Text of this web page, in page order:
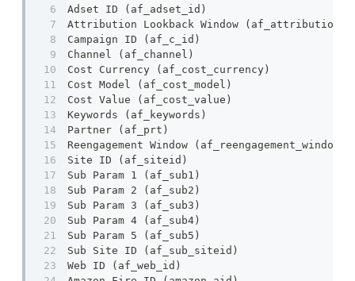
Adset ID (af_adset_id)
Attribution Lookback Window
Campaign ID (af_c_id)
Channel (af_channel)
Cost Currency (af_cost_currency)
Cost Model (af_cost_model)
Cost Value (af_cost_value)
Keywords (af_keywords)
Partner (af_prt)
Reengagement Window (af_reengagement_window)
Site ID (af_siteid)
Sub Param 1 (af_sub1)
Sub Param 2 (af_sub2)
Sub Param 3 (af_sub3)
Sub Param 4 (af_sub4)
Sub Param 5 (af_sub5)
Sub Site ID (af_sub_siteid)
Web ID (af_web_id)